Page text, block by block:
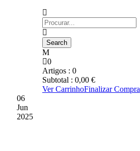
0
Artigos : 0
Subtotal : 0,00 €
Ver CarrinhoFinalizar Compra
06
Jun
2025